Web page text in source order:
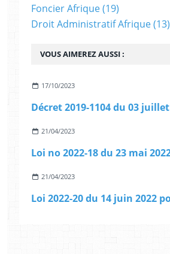
VOUS AIMEREZ AUSSI :
17/10/2023
21/04/2023
21/04/2023
Foncier Afrique(19)
Droit Administratif Afrique(13)